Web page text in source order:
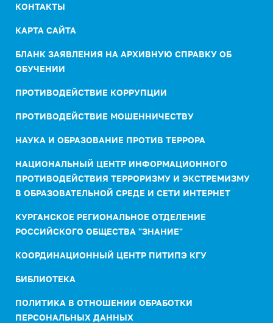
КОНТАКТЫ
КАРТА САЙТА
БЛАНК ЗАЯВЛЕНИЯ НА АРХИВНУЮ СПРАВКУ ОБ
ОБУЧЕНИИ
ПРОТИВОДЕЙСТВИЕ КОРРУПЦИИ
ПРОТИВОДЕЙСТВИЕ МОШЕННИЧЕСТВУ
НАУКА И ОБРАЗОВАНИЕ ПРОТИВ ТЕРРОРА
НАЦИОНАЛЬНЫЙ ЦЕНТР ИНФОРМАЦИОННОГО
ПРОТИВОДЕЙСТВИЯ ТЕРРОРИЗМУ И ЭКСТРЕМИЗМУ
В ОБРАЗОВАТЕЛЬНОЙ СРЕДЕ И СЕТИ ИНТЕРНЕТ
КУРГАНСКОЕ РЕГИОНАЛЬНОЕ ОТДЕЛЕНИЕ
РОССИЙСКОГО ОБЩЕСТВА "ЗНАНИЕ"
КООРДИНАЦИОННЫЙ ЦЕНТР ПИТИПЭ КГУ
БИБЛИОТЕКА
ПОЛИТИКА В ОТНОШЕНИИ ОБРАБОТКИ
ПЕРСОНАЛЬНЫХ ДАННЫХ